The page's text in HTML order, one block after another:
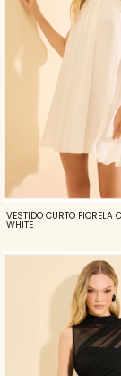
VESTIDO CURTO FIORELA
WHITE